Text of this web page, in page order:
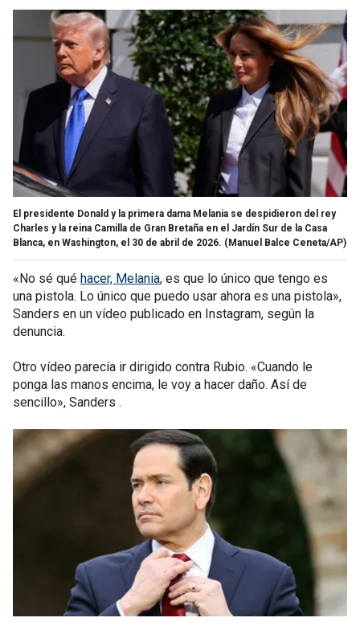
El presidente Donald y la primera dama Melania se despidieron del rey
Charles y la reina Camilla de Gran Bretaña en el Jardín Sur de la Casa
Blanca, en Washington, el 30 de abril de 2026. (Manuel Balce Ceneta/AP)
«No sé qué hacer, Melania, es que lo único que tengo es
una pistola. Lo único que puedo usar ahora es una pistola»,
Sanders en un vídeo publicado en Instagram, según la
denuncia.
Otro vídeo parecía ir dirigido contra Rubio. «Cuando le
ponga las manos encima, le voy a hacer daño. Así de
sencillo», Sanders .